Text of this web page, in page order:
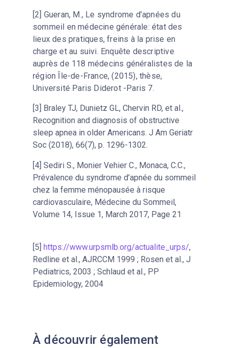
[2] Gueran, M., Le syndrome d’apnées du
sommeil en médecine générale: état des
lieux des pratiques, freins à la prise en
charge et au suivi. Enquête descriptive
auprès de 118 médecins généralistes de la
région Île-de-France, (2015), thèse,
Université Paris Diderot -Paris 7.
[3] Braley TJ, Dunietz GL, Chervin RD, et al.,
Recognition and diagnosis of obstructive
sleep apnea in older Americans. J Am Geriatr
Soc (2018), 66(7), p. 1296-1302.
[4] Sediri S., Monier Vehier C., Monaca, C.C.,
Prévalence du syndrome d’apnée du sommeil
chez la femme ménopausée à risque
cardiovasculaire, Médecine du Sommeil,
Volume 14, Issue 1, March 2017, Page 21
[5] https://www.urpsmlb.org/actualite_urps/,
Redline et al., AJRCCM 1999 ; Rosen et al., J
Pediatrics, 2003 ; Schlaud et al., PP
Epidemiology, 2004
À découvrir également